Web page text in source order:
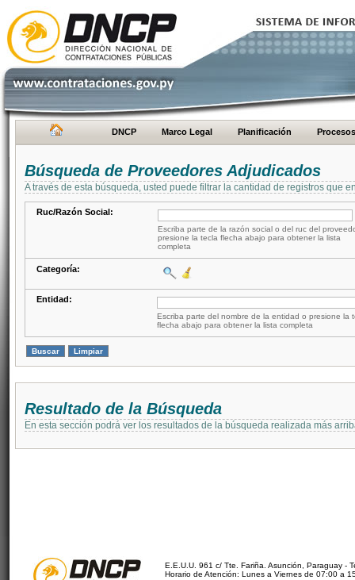
DNCP Marco Legal Planificación Procesos
Búsqueda de Proveedores Adjudicados
A través de esta búsqueda, usted puede filtrar la cantidad de registros que
Ruc/Razón Social:
Escriba parte de la razón social o del ruc del
presione la tecla flecha abajo para obtener la lista
completa
Categoría:
Entidad:
Escriba parte del nombre de la entidad o presione la
flecha abajo para obtener la lista completa
Resultado de la Búsqueda
En esta sección podrá ver los resultados de la búsqueda realizada más
E.E.U.U. 961 c/ Tte. Fariña. Asunción, Paraguay -
Horario de Atención: Lunes a Viernes de 07:00 a